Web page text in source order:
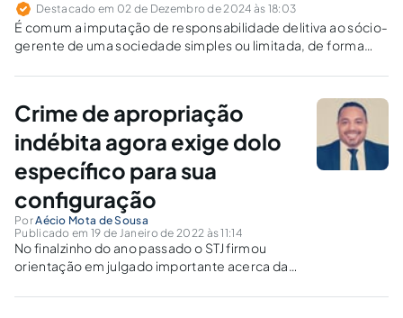
Destacado em 02 de Dezembro de 2024 às 18:03
É comum a imputação de responsabilidade delitiva ao sócio-
gerente de uma sociedade simples ou limitada, de forma
tal conduta é condenada pela jurisprudência do STF, que
Crime de apropriação
indébita agora exige dolo
específico para sua
configuração
PorAécio Mota de Sousa
Publicado em 19 de Janeiro de 2022 às 11:14
No finalzinho do ano passado o STJ firmou
orientação em julgado importante acerca da
indébita tributária. Antes de trazer a novidade